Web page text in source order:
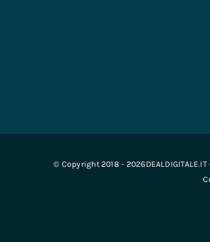
© Copyright 2018 -